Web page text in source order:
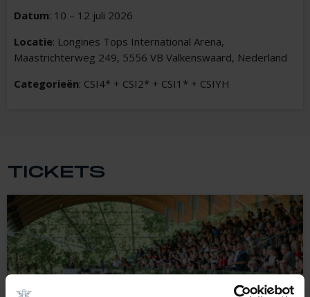
Datum: 10 – 12 juli 2026
Locatie: Longines Tops International Arena,
Maastrichterweg 249, 5556 VB Valkenswaard, Nederland
Categorieën: CSI4* + CSI2* + CSI1* + CSIYH
TICKETS